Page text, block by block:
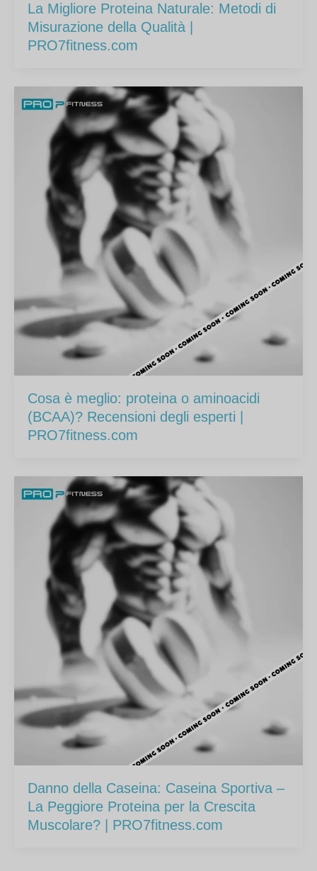
La Migliore Proteina Naturale: Metodi di
Misurazione della Qualità |
PRO7fitness.com
Cosa è meglio: proteina o aminoacidi
(BCAA)? Recensioni degli esperti |
PRO7fitness.com
Danno della Caseina: Caseina Sportiva –
La Peggiore Proteina per la Crescita
Muscolare? | PRO7fitness.com